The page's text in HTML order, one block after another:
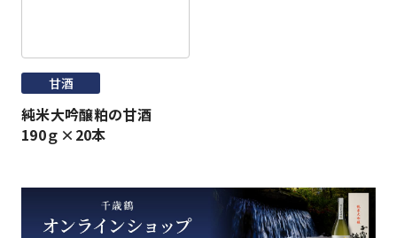
甘酒
純米大吟醸粕の甘酒
190ｇ×20本